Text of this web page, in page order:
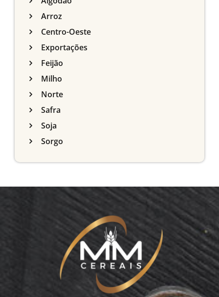
Arroz
Centro-Oeste
Exportações
Feijão
Milho
Norte
Safra
Soja
Sorgo